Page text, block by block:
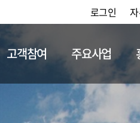
로그인
채용정보
고객참여 주요사업